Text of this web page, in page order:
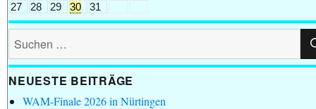
27
28 29 30 31
Suchen
nach:
NEUESTE BEITRÄGE
WAM-Finale 2026 in Nürtingen